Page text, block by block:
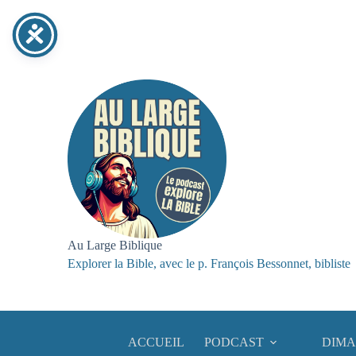
contenu
Au Large Biblique
Explorer la Bible, avec le p. François Bessonnet, bibliste
ACCUEIL PODCAST